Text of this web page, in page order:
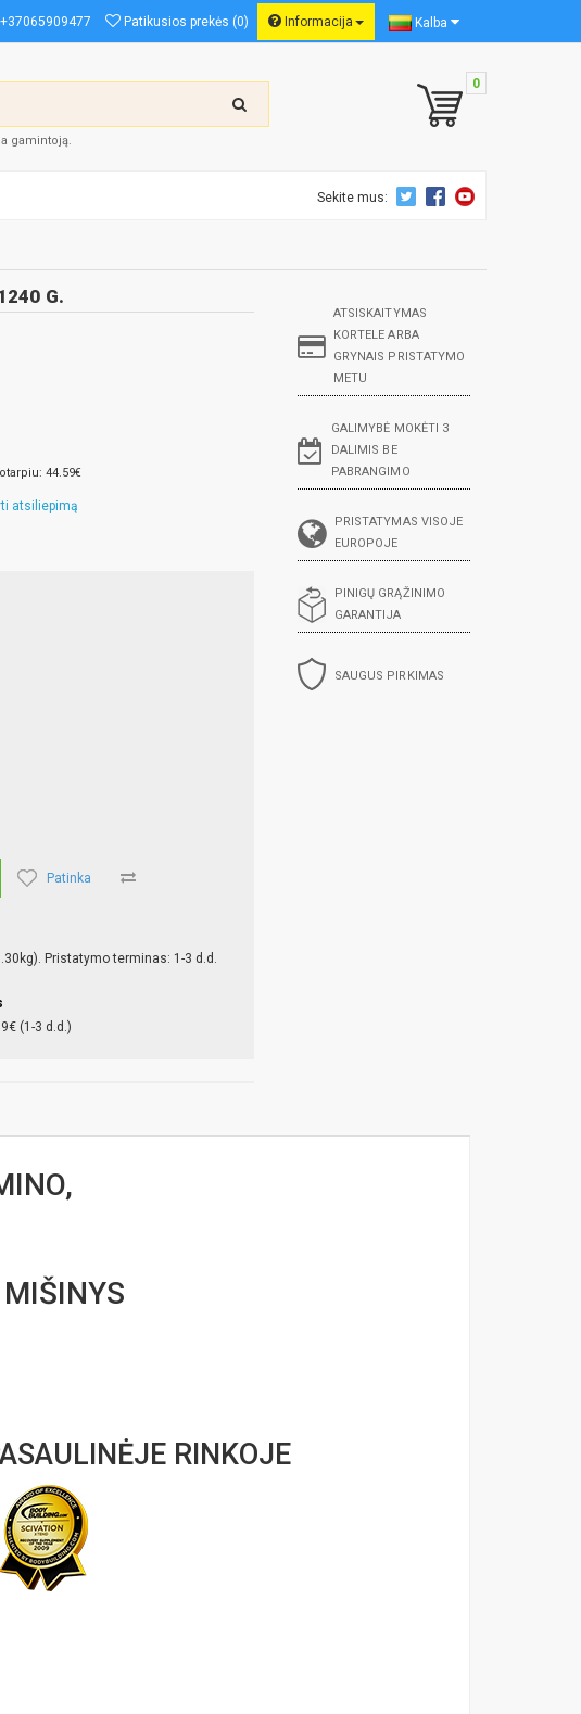
+37065909477 Patikusios prekės (0) Informacija Kalba
gamintoją.
0
Sekite mus:
G.
44.59€
atsiliepimą
Patinka
Pristatymo terminas: 1-3 d.d.
(1-3 d.d.)
ATSISKAITYMAS
KORTELE ARBA
GRYNAIS PRISTATYMO
METU
GALIMYBĖ MOKĖTI 3
DALIMIS BE
PABRANGIMO
PRISTATYMAS VISOJE
EUROPOJE
PINIGŲ GRĄŽINIMO
GARANTIJA
SAUGUS PIRKIMAS
RINKOJE